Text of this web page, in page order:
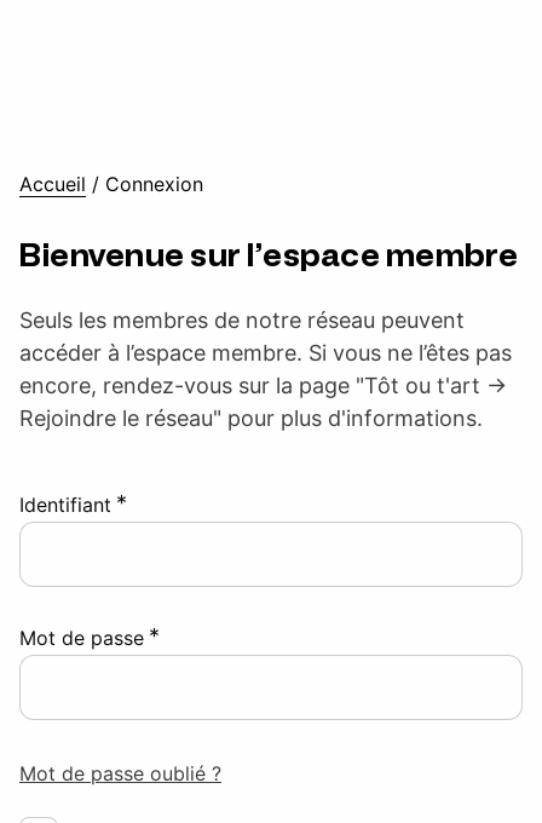
Accueil / Connexion
Bienvenue sur l’espace membre
Seuls les membres de notre réseau peuvent
accéder à l’espace membre. Si vous ne l’êtes pas
encore, rendez-vous sur la page "Tôt ou t'art ->
Rejoindre le réseau" pour plus d'informations.
Identifiant *
Mot de passe *
Mot de passe oublié ?